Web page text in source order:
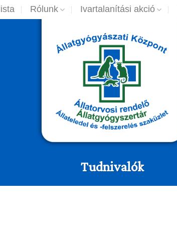
Rólunk Ivartalanítási akció
Tudnivalók